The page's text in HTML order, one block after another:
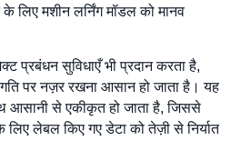
लिए मशीन लर्निंग मॉडल को मानव
प्रबंधन सुविधाएँ भी प्रदान करता है,
पर नज़र रखना आसान हो जाता है। यह
आसानी से एकीकृत हो जाता है, जिससे
लिए लेबल किए गए डेटा को तेज़ी से निर्यात